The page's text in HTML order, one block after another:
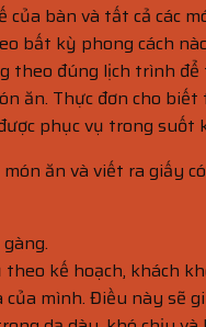
bàn và tất cả các
bất kỳ phong cách
theo đúng lịch trình
ăn. Thực đơn cho biết
phục vụ trong suốt
ăn và viết ra giấy
theo kế hoạch, khách
của mình. Điều này sẽ